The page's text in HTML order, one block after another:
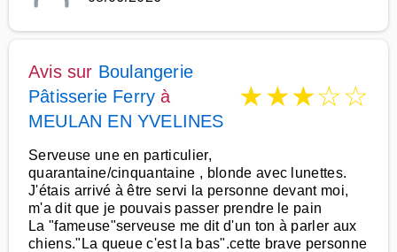
Avis sur Boulangerie
Pâtisserie Ferry à
MEULAN EN YVELINES
★★★☆☆
Serveuse une en particulier,
quarantaine/cinquantaine , blonde avec lunettes.
J'étais arrivé à être servi la personne devant moi,
m'a dit que je pouvais passer prendre le pain
La "fameuse"serveuse me dit d'un ton à parler aux
chiens."La queue c'est la bas".cette brave personne